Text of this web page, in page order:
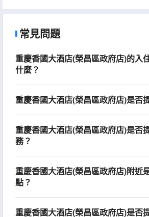
常見問題
重慶香國大酒店(榮昌區政府店)的入
什麼？
重慶香國大酒店(榮昌區政府店)是否
重慶香國大酒店(榮昌區政府店)是否
務？
重慶香國大酒店(榮昌區政府店)附近
點？
重慶香國大酒店(榮昌區政府店)是否